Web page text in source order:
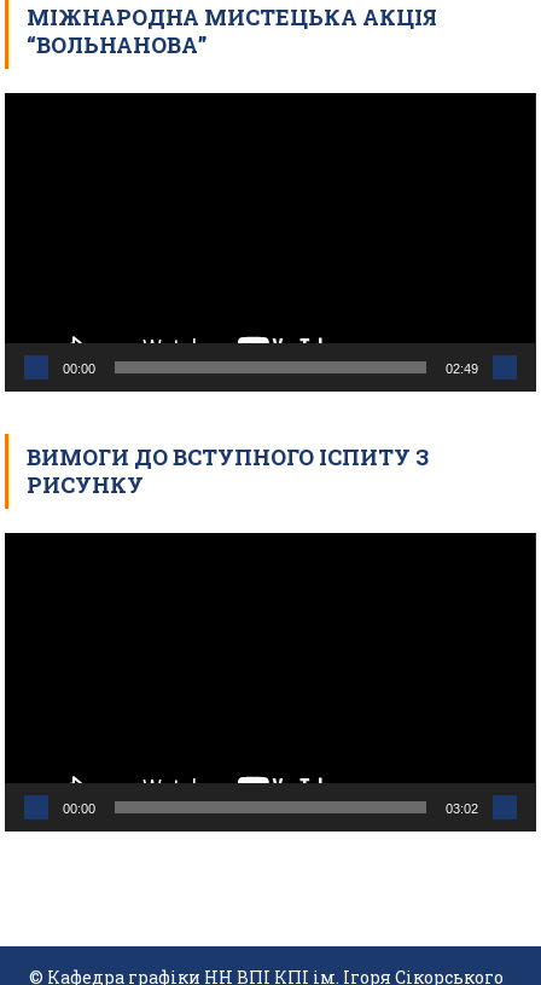
МІЖНАРОДНА МИСТЕЦЬКА АКЦІЯ
“ВОЛЬНАНОВА”
00:00 02:49
ВИМОГИ ДО ВСТУПНОГО ІСПИТУ З
РИСУНКУ
00:00 03:02
© Кафедра графіки НН ВПІ КПІ ім. Ігоря Сікорського